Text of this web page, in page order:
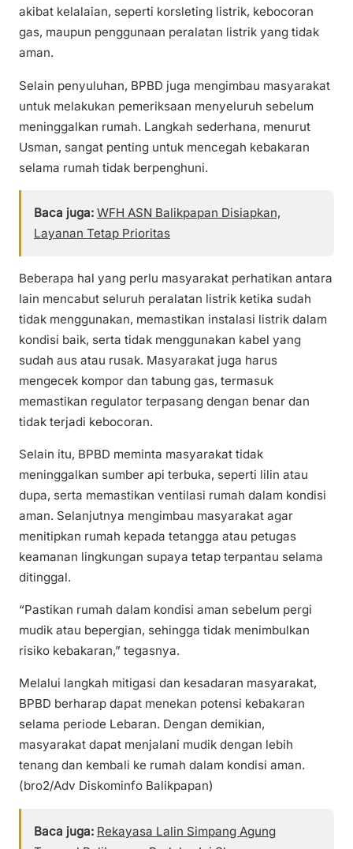
akibat kelalaian, seperti korsleting listrik, kebocoran
gas, maupun penggunaan peralatan listrik yang tidak
aman.
Selain penyuluhan, BPBD juga mengimbau masyarakat
untuk melakukan pemeriksaan menyeluruh sebelum
meninggalkan rumah. Langkah sederhana, menurut
Usman, sangat penting untuk mencegah kebakaran
selama rumah tidak berpenghuni.
Baca juga: WFH ASN Balikpapan Disiapkan,
Layanan Tetap Prioritas
Beberapa hal yang perlu masyarakat perhatikan antara
lain mencabut seluruh peralatan listrik ketika sudah
tidak menggunakan, memastikan instalasi listrik dalam
kondisi baik, serta tidak menggunakan kabel yang
sudah aus atau rusak. Masyarakat juga harus
mengecek kompor dan tabung gas, termasuk
memastikan regulator terpasang dengan benar dan
tidak terjadi kebocoran.
Selain itu, BPBD meminta masyarakat tidak
meninggalkan sumber api terbuka, seperti lilin atau
dupa, serta memastikan ventilasi rumah dalam kondisi
aman. Selanjutnya mengimbau masyarakat agar
menitipkan rumah kepada tetangga atau petugas
keamanan lingkungan supaya tetap terpantau selama
ditinggal.
“Pastikan rumah dalam kondisi aman sebelum pergi
mudik atau bepergian, sehingga tidak menimbulkan
risiko kebakaran,” tegasnya.
Melalui langkah mitigasi dan kesadaran masyarakat,
BPBD berharap dapat menekan potensi kebakaran
selama periode Lebaran. Dengan demikian,
masyarakat dapat menjalani mudik dengan lebih
tenang dan kembali ke rumah dalam kondisi aman.
(bro2/Adv Diskominfo Balikpapan)
Baca juga: Rekayasa Lalin Simpang Agung